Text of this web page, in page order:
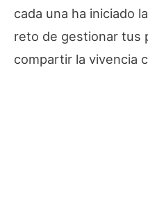
cada una ha iniciado
reto de gestionar tus
compartir la vivencia